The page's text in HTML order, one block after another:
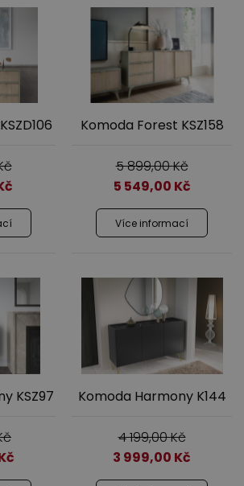
Komoda Forest KSZ158
5 899,00Kč
5 549,00 Kč
Více informací
KSZ97 Komoda Harmony K144
4 199,00Kč
3 999,00 Kč